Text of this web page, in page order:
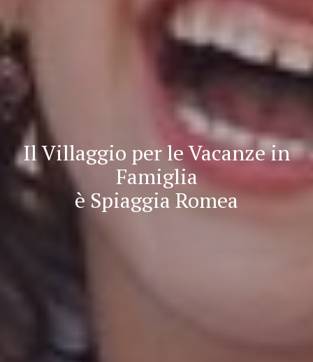
Il Villaggio per le Vacanze in
Famiglia
è Spiaggia Romea